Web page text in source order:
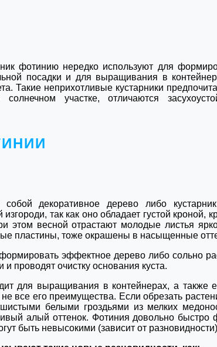
фотинию нередко используют для
посадки и для выращивания в
Такие неприхотливые кустарники
участке, отличаются
собой декоративное дерево либо
так как оно обладает густой кроной,
этом весной отрастают молодые листья
пластины, тоже окрашены в насыщенные
эффектное дерево либо сольно
проводят очистку основания куста.
для выращивания в контейнерах, а также
все его преимущества. Если обрезать
белыми гроздьями из мелких
алый оттенок. Фотиния довольно быстро
быть невысокими (зависит от